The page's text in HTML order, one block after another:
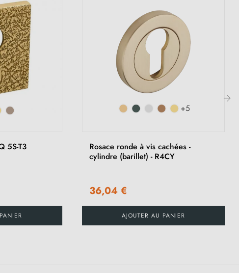
5S-T3
+5
Rosace ronde à vis cachées -
cylindre (barillet) - R4CY
36,04 €
AJOUTER AU PANIER